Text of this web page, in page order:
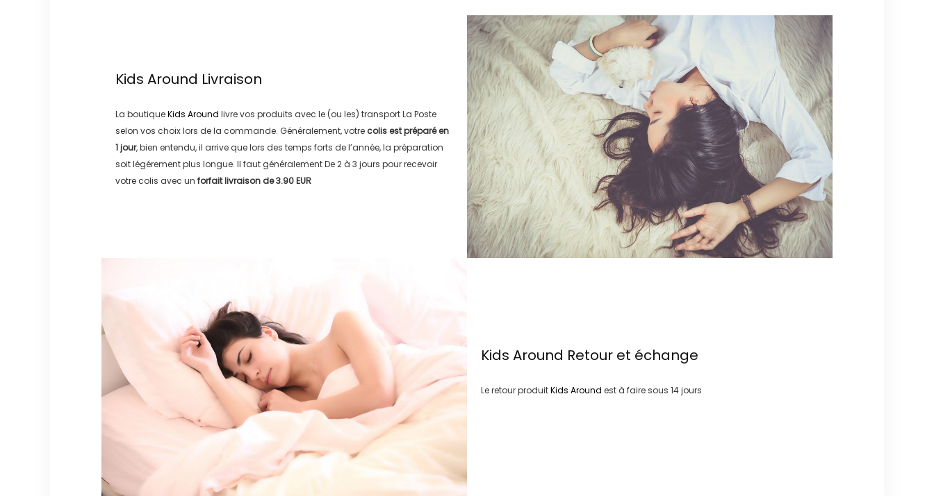
Kids Around Livraison
La boutiqueKids Around livre vos produits avec le (ou les) transportLa Poste
selon vos choix lors de la commande. Généralement, votre colis est préparé en
1 jour, bien entendu, il arrive que lors des temps forts de l’année, la préparation
soit légérement plus longue. Il faut généralementDe 2 à 3 jours pour recevoir
votre colis avec un forfait livraison de3.90 EUR
Kids Around Retour et échange
Le retour produitKids Around est à faire sous 14 jours